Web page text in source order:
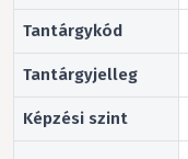
Tantárgykód
Tantárgyjelleg
Képzési szint